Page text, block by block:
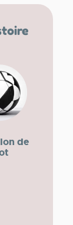
de